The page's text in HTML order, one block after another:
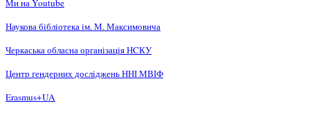
Ми на Youtube
Наукова бібліотека ім. М. Максимовича
Черкаська обласна організація НCКУ
Центр ґендерних досліджень ННІ МВІФ
Erasmus+UA